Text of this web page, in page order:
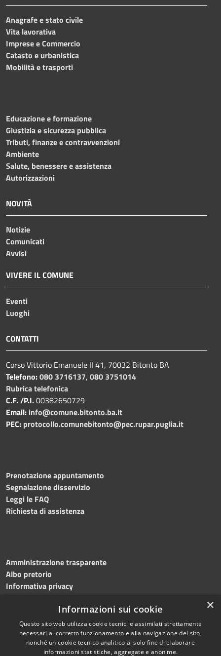
Anagrafe e stato civile
Vita lavorativa
Imprese e Commercio
Catasto e urbanistica
Mobilità e trasporti
Educazione e formazione
Giustizia e sicurezza pubblica
Tributi, finanze e contravvenzioni
Ambiente
Salute, benessere e assistenza
Autorizzazioni
NOVITÀ
Notizie
Comunicati
Avvisi
VIVERE IL COMUNE
Eventi
Luoghi
CONTATTI
Corso Vittorio Emanuele II 41, 70032 Bitonto BA
Telefono:080 3716137, 080 3751014
Rubrica telefonica
C.F. /P.I.00382650729
Email: info@comune.bitonto.ba.it
PEC: protocollo.comunebitonto@pec.rupar.puglia.it
Prenotazione appuntamento
Segnalazione disservizio
Leggi le FAQ
Richiesta di assistenza
Amministrazione trasparente
Albo pretorio
Informativa privacy
Dichiarazione di accessibilità Meccanismo di feedback ×
Informazioni sui cookie
Questo sito web utilizza cookie tecnici e assimilati strettamente
necessari al corretto funzionamento e alla navigazione del sito,
nonché un cookie tecnico analitico al solo fine di elaborare
informazioni statistiche, aggregate e anonime.